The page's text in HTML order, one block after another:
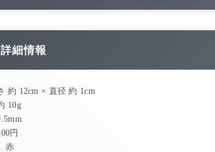
細情報
約 12cm × 直径 約 1cm
10g
円
赤